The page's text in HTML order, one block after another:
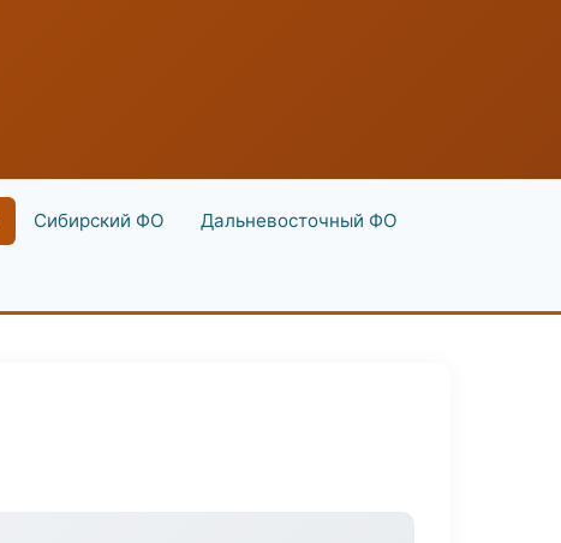
Сибирский ФО Дальневосточный ФО